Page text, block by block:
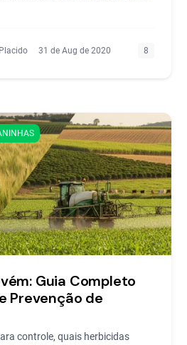
31 de Aug de 2020 8
Guia Completo
Prevenção de
controle, quais herbicidas